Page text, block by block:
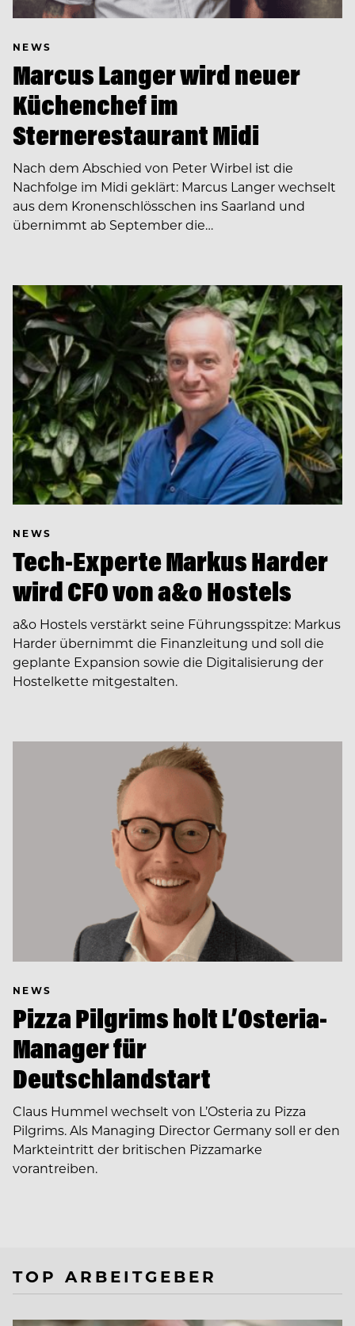
NEWS
Marcus Langer wird neuer
Küchenchef im
Sternerestaurant Midi
Nach dem Abschied von Peter Wirbel ist die
Nachfolge im Midi geklärt: Marcus Langer wechselt
aus dem Kronenschlösschen ins Saarland und
übernimmt ab September die…
NEWS
Tech-Experte Markus Harder
wird CFO von a&o Hostels
a&o Hostels verstärkt seine Führungsspitze: Markus
Harder übernimmt die Finanzleitung und soll die
geplante Expansion sowie die Digitalisierung der
Hostelkette mitgestalten.
NEWS
Pizza Pilgrims holt L’Osteria-
Manager für
Deutschlandstart
Claus Hummel wechselt von L’Osteria zu Pizza
Pilgrims. Als Managing Director Germany soll er den
Markteintritt der britischen Pizzamarke
vorantreiben.
TOP ARBEITGEBER